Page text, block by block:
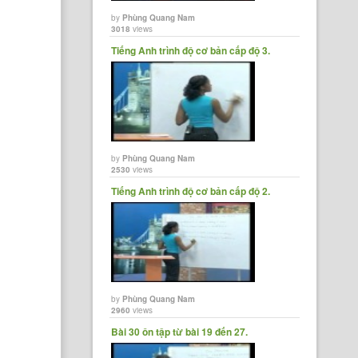
byPhùng Quang Nam
3018 views
Tiếng Anh trình độ cơ bản cấp độ 3.
byPhùng Quang Nam
2530 views
Tiếng Anh trình độ cơ bản cấp độ 2.
byPhùng Quang Nam
2960 views
Bài 30 ôn tập từ bài 19 đến 27.